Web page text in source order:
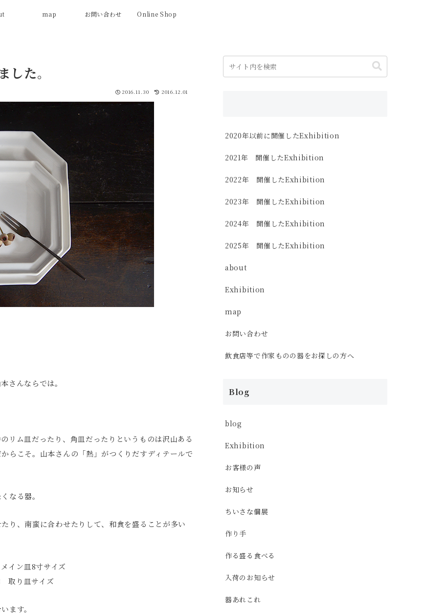
map お問い合わせ Online Shop
た。
2016.11.30 2016.12.01
さんならでは。
リム皿だったり、角皿だったりというものは沢山ある
らこそ。山本さんの「熱」がつくりだすディテールで
なる器。
り、南蛮に合わせたりして、和食を盛ることが多い
ン皿8寸サイズ
り皿サイズ
ます。
2020年以前に開催したExhibition
2021年 開催したExhibition
2022年 開催したExhibition
2023年 開催したExhibition
2024年 開催したExhibition
2025年 開催したExhibition
about
Exhibition
map
お問い合わせ
飲食店等で作家ものの器をお探しの方へ
Blog
blog
Exhibition
お客様の声
お知らせ
ちいさな個展
作り手
作る盛る食べる
入荷のお知らせ
器あれこれ